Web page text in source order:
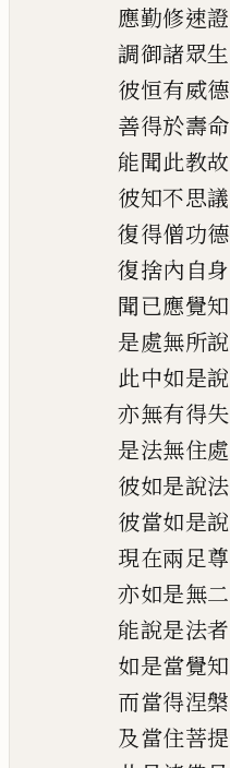
應勤修速證
調御諸眾生
彼恒有威德
善得於壽命
能聞此教故
彼知不思議
復得僧功德
復捨內自身
聞已應覺知
是處無所說
此中如是說
亦無有得失
是法無住處
彼如是說法
彼當如是說
現在兩足尊
亦如是無二
能說是法者
如是當覺知
而當得涅槃
及當住菩提